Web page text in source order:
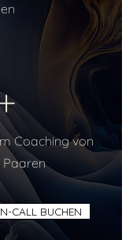
Coaching von
Paaren
CALL BUCHEN